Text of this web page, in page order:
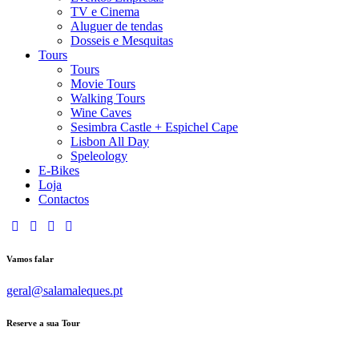
TV e Cinema
Aluguer de tendas
Dosseis e Mesquitas
Tours
Tours
Movie Tours
Walking Tours
Wine Caves
Sesimbra Castle + Espichel Cape
Lisbon All Day
Speleology
E-Bikes
Loja
Contactos
Vamos falar
geral@salamaleques.pt
Reserve a sua Tour